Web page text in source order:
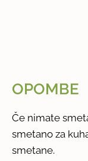
OPOMBE
Če nimate
smetano za
smetane.